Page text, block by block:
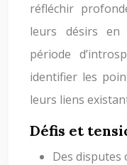
réfléchir
leurs désirs en
période
identifier les
leurs liens
Défis et
Des disputes